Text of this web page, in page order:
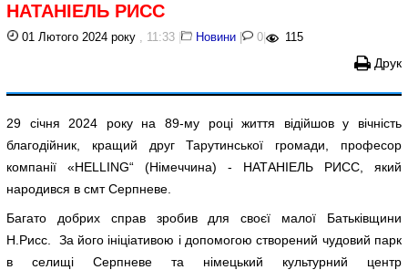
НАТАНІЕЛЬ РИСС
01 Лютого 2024 року , 11:33 | Новини | 0 | 115
Друк
29 січня 2024 року на 89-му році життя відійшов у вічність
благодійник, кращий друг Тарутинської громади, професор
компанії «HELLING“ (Німеччина) - НАТАНІЕЛЬ РИСС, який
народився в смт Серпневе.
Багато добрих справ зробив для своєї малої Батьківщини
Н.Рисс. За його ініціативою і допомогою створений чудовий парк
в селищі Серпневе та німецький культурний центр